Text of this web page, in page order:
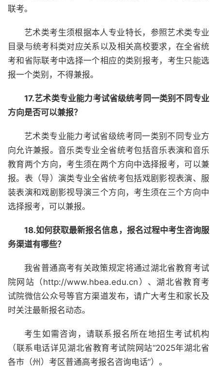
联考。
艺术类考生须根据本人专业特长，参照艺术类专业
目录与统考科类对应关系以及相关高校要求，在全省统
考和省际联考中选择一个相应的类别报考，考生只能选
报一个类别，不得兼报。
17.艺术类专业能力考试省级统考同一类别不同专业
方向是否可以兼报？
艺术类专业能力考试省级统考同一类别不同专业方
向允许兼报。音乐类专业全省统考包括音乐表演和音乐
教育两个方向，考生须在两个方向中选择报考，可以兼
报。表（导）演类专业全省统考包括戏剧影视表演、服
装表演和戏剧影视导演三个方向，考生须在三个方向中
选择报考，可以兼报。
18.如何获取最新报名信息，报名过程中考生咨询服
务渠道有哪些？
我省普通高考有关政策规定将通过湖北省教育考试
院网站（http://www.hbea.edu.cn）、湖北省教育考
试院微信公众号等官方渠道发布，请广大考生和家长及
时关注最新报名动态。
考生如需咨询，请联系报名所在地招生考试机构
（联系电话详见湖北省教育考试院网站“2025年湖北省
各市（州）考区普通高考报名咨询电话”）。